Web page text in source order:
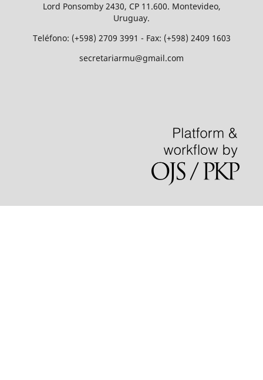
Lord Ponsomby 2430, CP 11.600. Montevideo,
Uruguay.
Teléfono: (+598) 2709 3991 - Fax: (+598) 2409 1603
secretariarmu@gmail.com